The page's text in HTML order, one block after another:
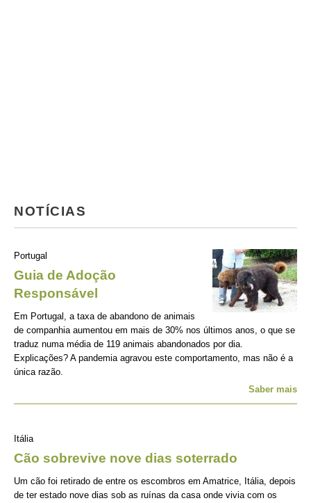
NOTÍCIAS
Portugal
Guia de Adoção
Responsável
Em Portugal, a taxa de abandono de animais
de companhia aumentou em mais de 30% nos últimos anos, o que se
traduz numa média de 119 animais abandonados por dia.
Explicações? A pandemia agravou este comportamento, mas não é a
única razão.
Saber mais
Itália
Cão sobrevive nove dias soterrado
Um cão foi retirado de entre os escombros em Amatrice, Itália, depois
de ter estado nove dias sob as ruínas da casa onde vivia com os